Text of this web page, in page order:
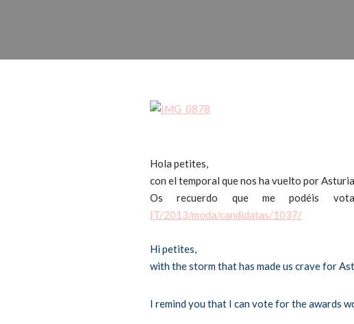
Hola petites,
con el temporal que nos ha vuelto por
Os recuerdo que me podéis
IT/2013/moda/candidatas/1037/
Hi petites,
with the storm that has made us crave for
I remind you that I can vote for the awards